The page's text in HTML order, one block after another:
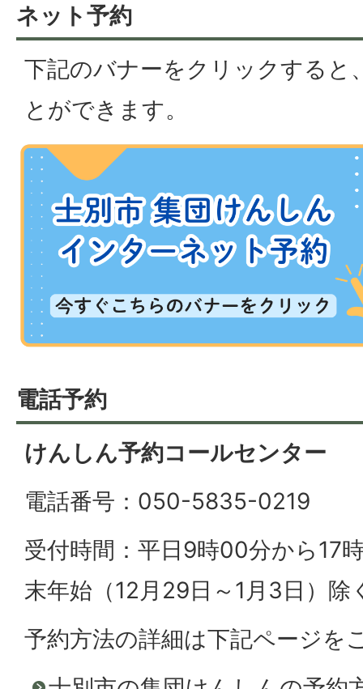
ネット予約
下記のバナーをクリックすると
とができます。
電話予約
けんしん予約コールセンター
電話番号：050-5835-0219
受付時間：平日9時00分から17
末年始（12月29日～1月3日）除
予約方法の詳細は下記ページを